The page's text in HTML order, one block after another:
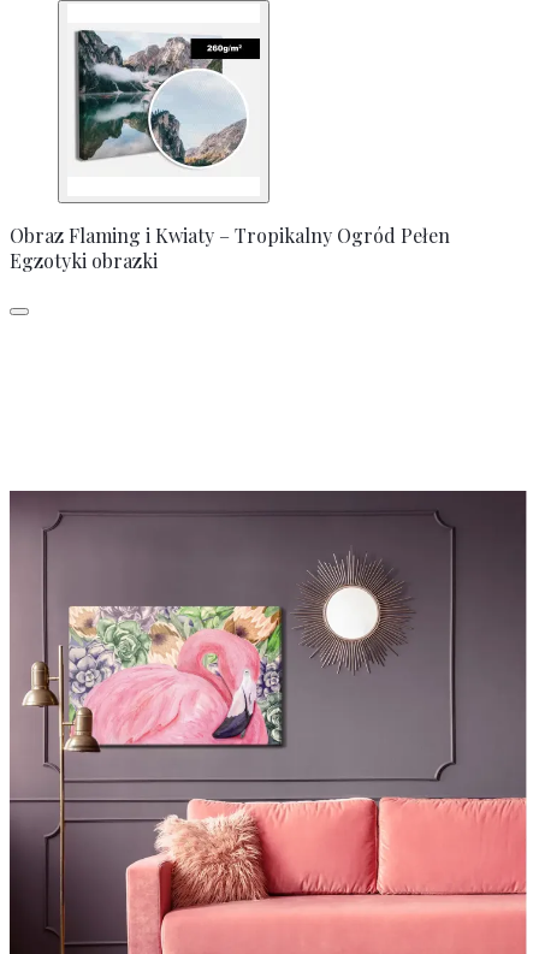
Obraz Flaming i Kwiaty – Tropikalny Ogród Pełen
Egzotyki obrazki